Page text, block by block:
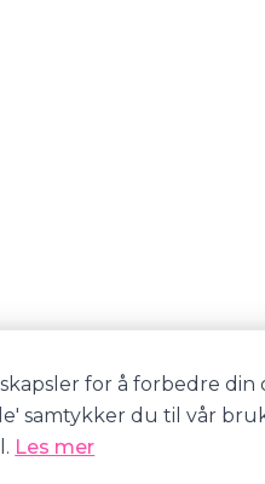
for å forbedre
samtykker du til vår
Les mer